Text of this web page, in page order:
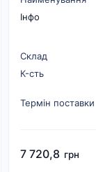
Інфо
Склад
К-cть
Термін поставки
7 720,8 грн